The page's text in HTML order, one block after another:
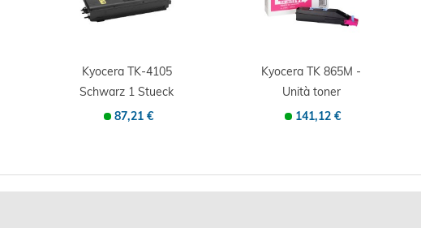
Kyocera TK-4105
Schwarz 1 Stueck
e - Originale...
87,21 €
Kyocera TK 865M -
Unità toner
Originale -...
141,12 €